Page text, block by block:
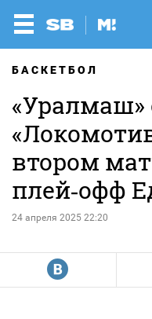
БАСКЕТБОЛ
«Уралмаш»
втором
плей‑офф
24 апреля 2025 22:20
R